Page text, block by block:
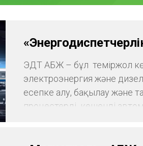
ЭДТ АБЖ – бұл теміржол
электроэнергия және
есепке алу, бақылау және
процестерді кешенді